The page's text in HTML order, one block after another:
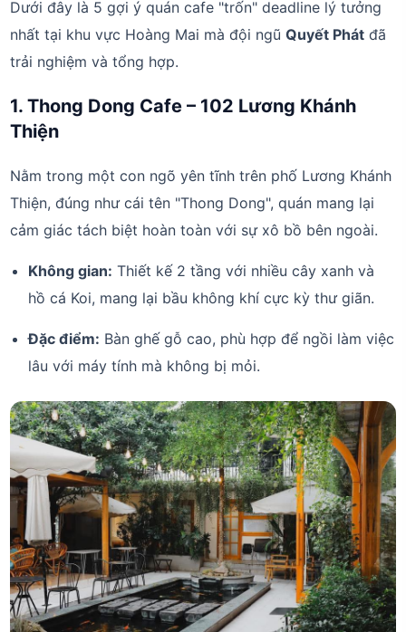
Dưới đây là 5 gợi ý quán cafe "trốn" deadline lý tưởng
nhất tại khu vực Hoàng Mai mà đội ngũQuyết Phát đã
trải nghiệm và tổng hợp.
1. Thong Dong Cafe – 102 Lương Khánh
Thiện
Nằm trong một con ngõ yên tĩnh trên phố Lương Khánh
Thiện, đúng như cái tên "Thong Dong", quán mang lại
cảm giác tách biệt hoàn toàn với sự xô bồ bên ngoài.
Không gian: Thiết kế 2 tầng với nhiều cây xanh và
hồ cá Koi, mang lại bầu không khí cực kỳ thư giãn.
Đặc điểm: Bàn ghế gỗ cao, phù hợp để ngồi làm việc
lâu với máy tính mà không bị mỏi.